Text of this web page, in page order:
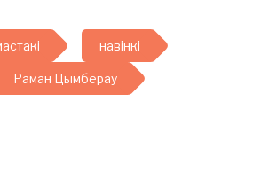
навінкі
Раман Цымбераў